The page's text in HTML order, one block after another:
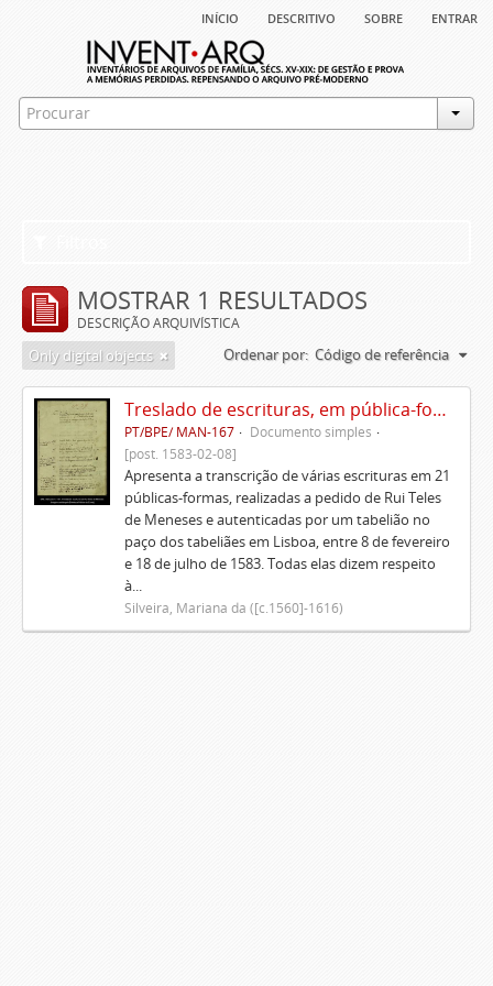
início descritivo sobre entrar
MOSTRAR 1 RESULTADOS
DESCRIÇÃO ARQUIVÍSTICA
Only digital objects Ordenar por: Código de referência
Treslado de escrituras, em pública-forma, de Rui Teles de Meneses
PT/BPE/ MAN-167
Documento simples
[post. 1583-02-08]
Apresenta a transcrição de várias escrituras em 21
públicas-formas, realizadas a pedido de Rui Teles
de Meneses e autenticadas por um tabelião no
paço dos tabeliães em Lisboa, entre 8 de fevereiro
e 18 de julho de 1583. Todas elas dizem respeito
à...
Silveira, Mariana da ([c.1560]-1616)